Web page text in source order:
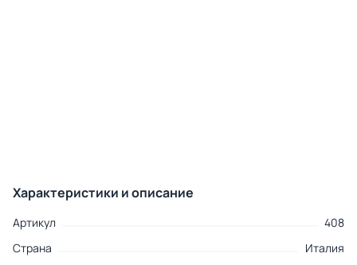
Характеристики и описание
Артикул
408
Страна
Италия